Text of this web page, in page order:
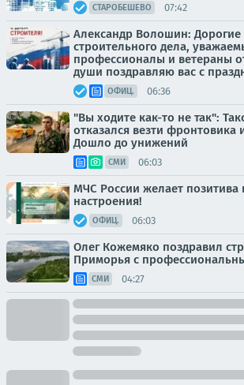
СТАРОБЕШЕВО 07:42
Александр Волошин: Дорогие
строительного дела,
профессионалы и ветераны
души поздравляю вас с
ОФИЦ. 06:36
"Вы ходите как-то не так":
отказался везти фронтовика
Дошло до унижений
СМИ 06:03
МЧС России желает позитива
настроения!
ОФИЦ. 06:03
Олег Кожемяко поздравил
Приморья с
СМИ 04:27